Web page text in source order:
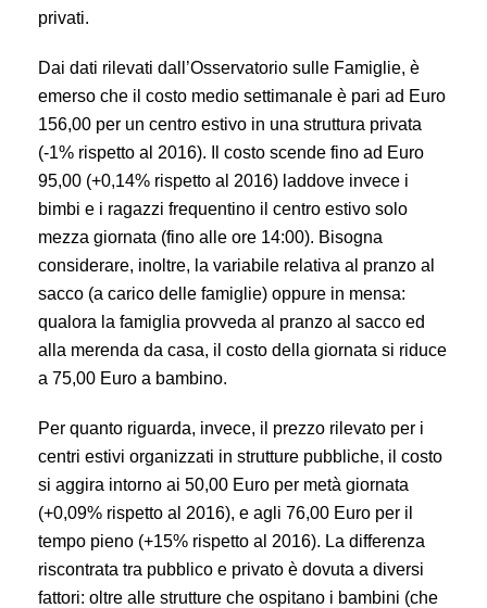
privati.
Dai dati rilevati dall’Osservatorio sulle Famiglie, è
emerso che il costo medio settimanale è pari ad Euro
156,00 per un centro estivo in una struttura privata
(-1% rispetto al 2016). Il costo scende fino ad Euro
95,00 (+0,14% rispetto al 2016) laddove invece i
bimbi e i ragazzi frequentino il centro estivo solo
mezza giornata (fino alle ore 14:00). Bisogna
considerare, inoltre, la variabile relativa al pranzo al
sacco (a carico delle famiglie) oppure in mensa:
qualora la famiglia provveda al pranzo al sacco ed
alla merenda da casa, il costo della giornata si riduce
a 75,00 Euro a bambino.
Per quanto riguarda, invece, il prezzo rilevato per i
centri estivi organizzati in strutture pubbliche, il costo
si aggira intorno ai 50,00 Euro per metà giornata
(+0,09% rispetto al 2016), e agli 76,00 Euro per il
tempo pieno (+15% rispetto al 2016). La differenza
riscontrata tra pubblico e privato è dovuta a diversi
fattori: oltre alle strutture che ospitano i bambini (che